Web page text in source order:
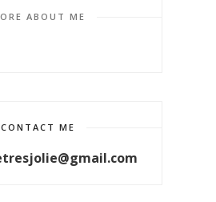
ABOUT ME
CONTACT ME